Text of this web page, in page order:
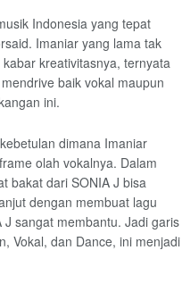
Indonesia yang tepat
Imaniar yang lama tak
kreativitasnya, ternyata
baik vokal maupun
ini.
dimana Imaniar
olah vokalnya. Dalam
bakat dari SONIA J bisa
dengan membuat lagu
sangat membantu. Jadi garis
Vokal, dan Dance, ini menjadi